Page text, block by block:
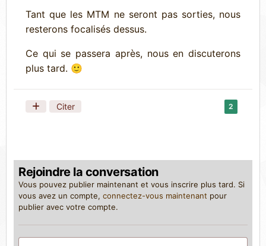
Tant que les MTM ne seront pas sorties, nous
resterons focalisés dessus.
Ce qui se passera après, nous en discuterons
plus tard. 🙂
2
Citer
Rejoindre la conversation
Vous pouvez publier maintenant et vous inscrire plus tard. Si
vous avez un compte, connectez-vous maintenant pour
publier avec votre compte.